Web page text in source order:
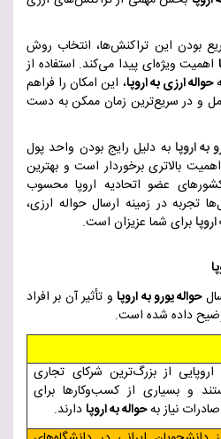
بودن این تراکنش‌ها، انتخاب روش
اهمیت ویژه‌ای پیدا می‌کند. استفاده از
حواله ارزی به اروپا، این امکان را فراهم
و در سریع‌ترین زمان ممکن به دست
به اروپا به دلیل رایج بودن واحد پول
بالاتری برخوردار است و بهترین
عضو اتحادیه اروپا محسوب
تجربه در زمینه ارسال حواله ارزی،
برای شما عزیزان است.
حواله یورو به اروپاو تأثیر آن بر افراد
داده شده است.
از بزرگ‌ترین شرکای تجاری
و بسیاری از کسب‌وکارها برای
نیاز بهحواله به اروپادارند.